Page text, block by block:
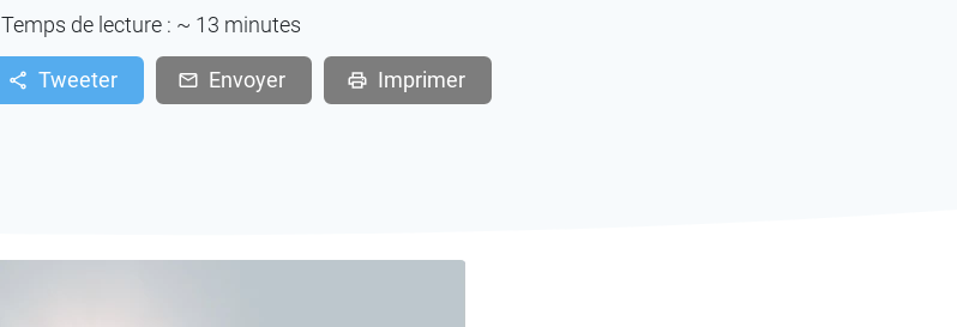
Temps de lecture : ~ 13 minutes
Tweeter Envoyer Imprimer